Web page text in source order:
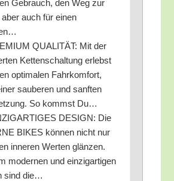
Gebrauch, den Weg zur
auch für einen
QUALITÄT: Mit der
Ket­ten­schal­tung erlebst
opti­ma­len Fahr­kom­fort,
sau­be­ren und sanf­ten
So kommst Du…
DESIGN: Die
BIKES kön­nen nicht nur
inne­ren Wer­ten glän­zen.
moder­nen und ein­zig­ar­ti­gen
sind die…